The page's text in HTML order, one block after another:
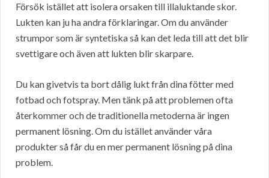
Försök istället att isolera orsaken till illaluktande skor.
Lukten kan ju ha andra förklaringar. Om du använder
strumpor som är syntetiska så kan det leda till att det blir
svettigare och även att lukten blir skarpare.
Du kan givetvis ta bort dålig lukt från dina fötter med
fotbad och fotspray. Men tänk på att problemen ofta
återkommer och de traditionella metoderna är ingen
permanent lösning. Om du istället använder våra
produkter så får du en mer permanent lösning på dina
problem.